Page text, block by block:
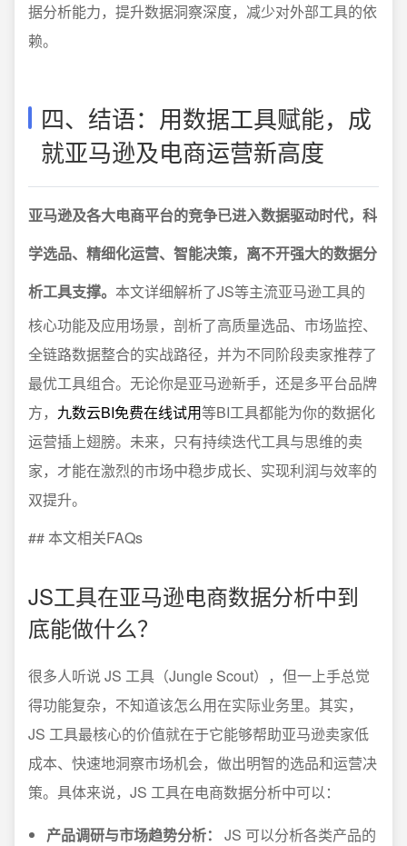
据分析能力，提升数据洞察深度，减少对外部工具的依
赖。
四、结语：用数据工具赋能，成
就亚马逊及电商运营新高度
亚马逊及各大电商平台的竞争已进入数据驱动时代，科
学选品、精细化运营、智能决策，离不开强大的数据分
析工具支撑。 本文详细解析了JS等主流亚马逊工具的
核心功能及应用场景，剖析了高质量选品、市场监控、
全链路数据整合的实战路径，并为不同阶段卖家推荐了
最优工具组合。无论你是亚马逊新手，还是多平台品牌
方， 九数云BI免费在线试用等BI工具都能为你的数据化
运营插上翅膀。未来，只有持续迭代工具与思维的卖
家，才能在激烈的市场中稳步成长、实现利润与效率的
双提升。
## 本文相关FAQs
JS工具在亚马逊电商数据分析中到
底能做什么？
很多人听说 JS 工具（Jungle Scout），但一上手总觉
得功能复杂，不知道该怎么用在实际业务里。其实，
JS 工具最核心的价值就在于它能够帮助亚马逊卖家低
成本、快速地洞察市场机会，做出明智的选品和运营决
策。具体来说，JS 工具在电商数据分析中可以：
产品调研与市场趋势分析：
JS 可以分析各类产品的